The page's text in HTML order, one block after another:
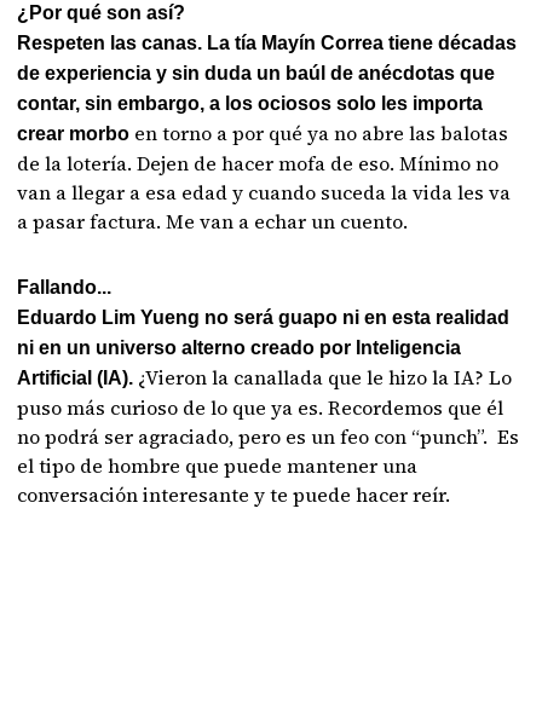
¿Por qué son así?
Respeten las canas. La tía Mayín Correa tiene décadas
de experiencia y sin duda un baúl de anécdotas que
contar, sin embargo, a los ociosos solo les importa
crear morbo en torno a por qué ya no abre las balotas
de la lotería. Dejen de hacer mofa de eso. Mínimo no
van a llegar a esa edad y cuando suceda la vida les va
a pasar factura. Me van a echar un cuento.
Fallando...
Eduardo Lim Yueng no será guapo ni en esta realidad
ni en un universo alterno creado por Inteligencia
Artificial (IA). ¿Vieron la canallada que le hizo la IA? Lo
puso más curioso de lo que ya es. Recordemos que él
no podrá ser agraciado, pero es un feo con “punch”. Es
el tipo de hombre que puede mantener una
conversación interesante y te puede hacer reír.